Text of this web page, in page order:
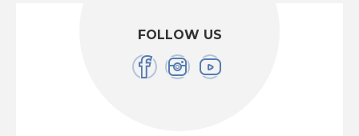
FOLLOW US